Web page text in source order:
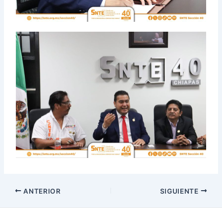
ANTERIOR SIGUIENTE